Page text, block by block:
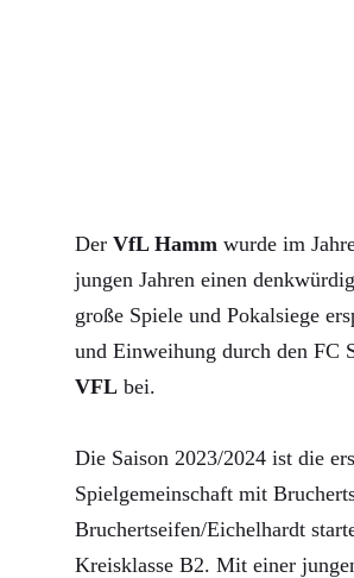
Der VfL Hamm wurde im
jungen Jahren einen
große Spiele und Pokalsiege
und Einweihung durch den FC
VFL bei.
Die Saison 2023/2024 ist die
Spielgemeinschaft mit
Bruchertseifen/Eichelhardt
Kreisklasse B2. Mit einer